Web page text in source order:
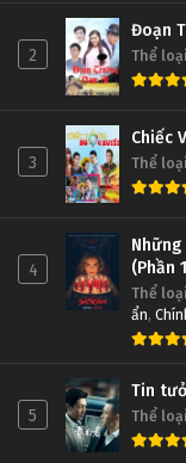
2
Đoạn
Thể loại
3
Chiếc
Thể loại
4
Những
(Phần
Thể loại
ẩn,
5
Tin
Thể loại